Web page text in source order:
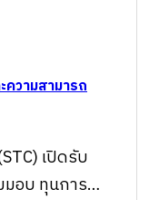
ความสามารถ
เปิดรับ
อบ ทุนการ